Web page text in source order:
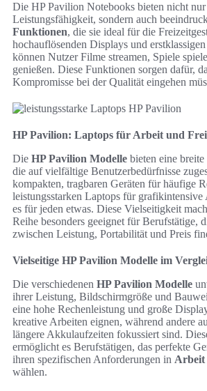
Die HP Pavilion Notebooks bieten nicht
Leistungsfähigkeit, sondern auch
Funktionen, die sie ideal für die
hochauflösenden Displays und
können Nutzer Filme streamen, Spiele
genießen. Diese Funktionen sorgen dafür,
Kompromisse bei der Qualität eingehen
HP Pavilion: Laptops für Arbeit und
Die HP Pavilion Modelle bieten eine
die auf vielfältige Benutzerbedürfnisse
kompakten, tragbaren Geräten für häufige
leistungsstarken Laptops für
es für jeden etwas. Diese Vielseitigkeit
Reihe besonders geeignet für Berufstätige,
zwischen Leistung, Portabilität und Preis
Vielseitige HP Pavilion Modelle im
Die verschiedenen HP Pavilion Modelle
ihrer Leistung, Bildschirmgröße und
eine hohe Rechenleistung und große
kreative Arbeiten eignen, während andere
längere Akkulaufzeiten fokussiert sind.
ermöglicht es Berufstätigen, das perfekte
ihren spezifischen Anforderungen in Arbeit
wählen.